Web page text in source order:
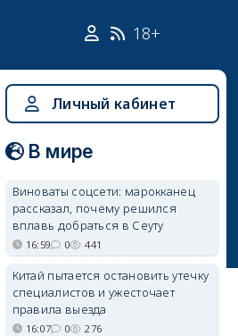
18+
Личный кабинет
В мире
Виноваты соцсети: марокканец
рассказал, почему решился
вплавь добраться в Сеуту
16:59 0 441
Китай пытается остановить утечку
специалистов и ужесточает
правила выезда
16:07 0 276